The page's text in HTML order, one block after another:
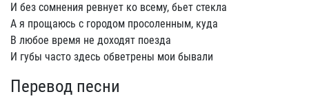
И без сомнения ревнует ко всему, бьет стекла
А я прощаюсь с городом просоленным, куда
В любое время не доходят поезда
И губы часто здесь обветрены мои бывали
Перевод песни